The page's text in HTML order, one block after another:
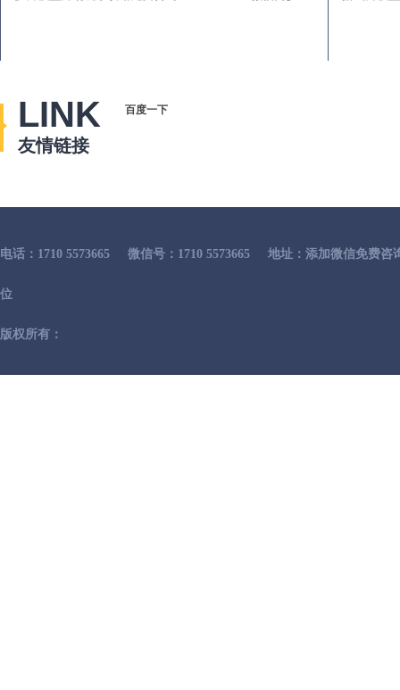
LINK
友情链接
百度一下
电话：1710 5573665 微信号：1710 5573665 地址：添加微信免费咨
位
版权所有：